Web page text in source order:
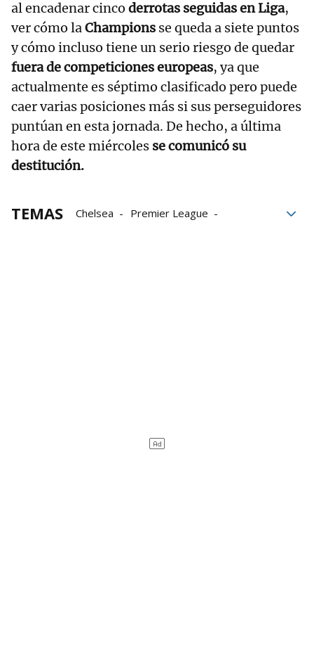
al encadenar cinco derrotas seguidas en Liga,
ver cómo laChampions se queda a siete puntos
y cómo incluso tiene un serio riesgo de quedar
fuera de competiciones europeas, ya que
actualmente es séptimo clasificado pero puede
caer varias posiciones más si sus perseguidores
puntúan en esta jornada. De hecho, a última
hora de este miércoles se comunicó su
destitución.
TEMAS Chelsea
Premier League